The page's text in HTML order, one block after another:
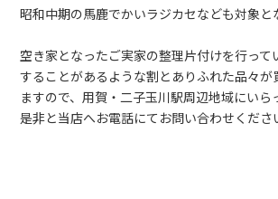
昭和中期の馬鹿でかいラジカセなども対象と
空き家となったご実家の整理片付けを行って
することがあるような割とありふれた品々が
ますので、用賀・二子玉川駅周辺地域にいら
是非と当店へお電話にてお問い合わせくださ